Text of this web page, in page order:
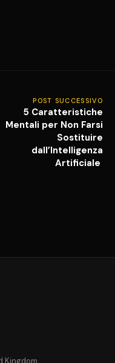
POST SUCCESSIVO
5 Caratteristiche
Mentali per Non Farsi
Sostituire
dall’Intelligenza
Artificiale
Kingdom